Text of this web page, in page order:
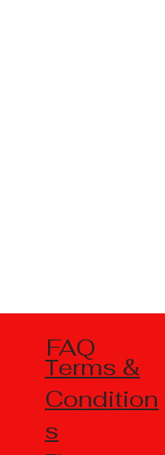
FAQ
Тerms &
Condition
s